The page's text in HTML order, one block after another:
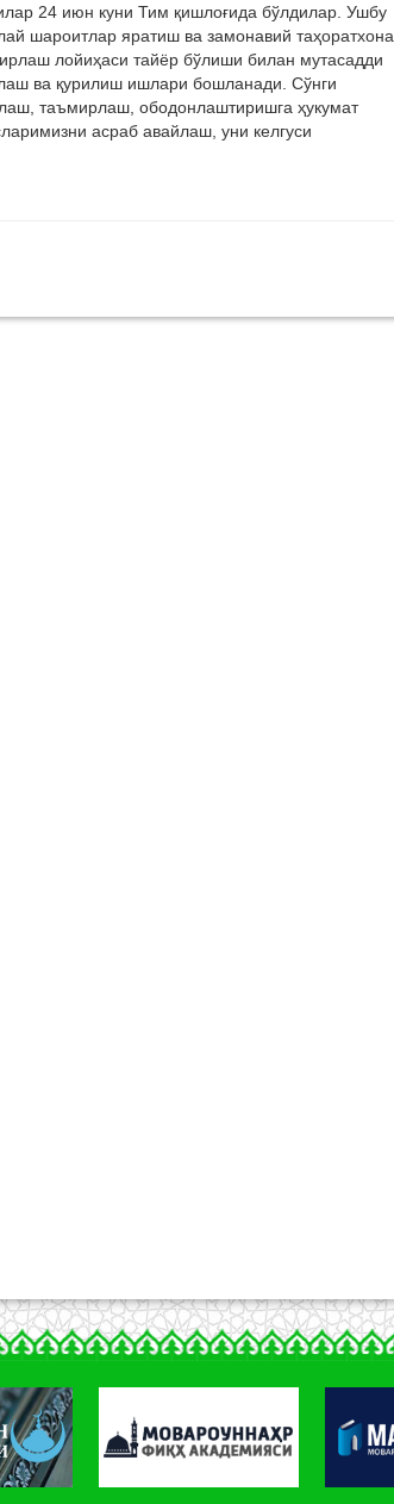
24 июн куни Тим қишлоғида бўлдилар. Ушбу
шароитлар яратиш ва замонавий таҳоратхона
лойиҳаси тайёр бўлиши билан мутасадди
ва қурилиш ишлари бошланади. Сўнги
таъмирлаш, ободонлаштиришга ҳукумат
асраб авайлаш, уни келгуси